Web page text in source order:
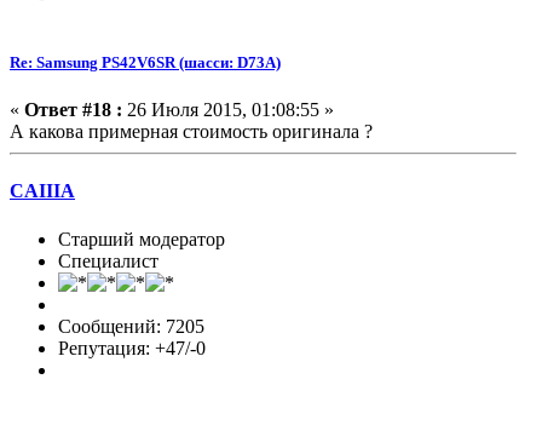
Re: Samsung PS42V6SR (шасси: D73A)
« Ответ #18 : 26 Июля 2015, 01:08:55 »
А какова примерная стоимость оригинала ?
CAIIIA
Старший модератор
Специалист
Сообщений: 7205
Репутация: +47/-0